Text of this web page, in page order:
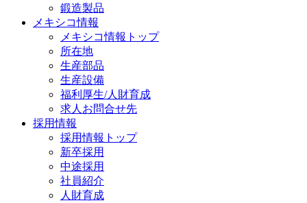
鍛造製品
メキシコ情報
メキシコ情報トップ
所在地
生産部品
生産設備
福利厚生/人財育成
求人お問合せ先
採用情報
採用情報トップ
新卒採用
中途採用
社員紹介
人財育成